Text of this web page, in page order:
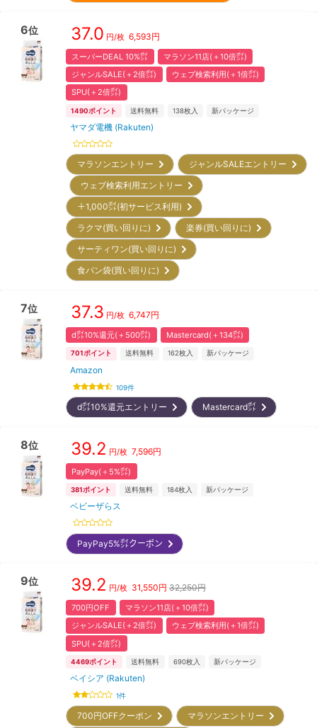
6位 37.0 円/枚 6,593円
スーパーDEAL 10%㌽
マラソン11店(＋10倍㌽)
ジャンルSALE(＋2倍㌽)
ウェブ検索利用(＋1倍㌽)
SPU(＋2倍㌽)
1490ポイント 送料無料 138枚入 新パッケージ
ヤマダ電機 (Rakuten)
マラソンエントリー
ジャンルSALEエントリー
ウェブ検索利用エントリー
＋1,000㌽(初サービス利用)
ラクマ(買い回りに)
楽券(買い回りに)
サーティワン(買い回りに)
食パン袋(買い回りに)
7位 37.3 円/枚 6,747円
d㌽10%還元(＋500㌽) Mastercard(＋134㌽)
701ポイント 送料無料 162枚入 新パッケージ
Amazon
109件
d㌽10%還元エントリー Mastercard㌽
8位 39.2 円/枚 7,596円
PayPay(＋5%㌽)
381ポイント 送料無料 184枚入 新パッケージ
ベビーザらス
PayPay5%㌽クーポン
9位 39.2 円/枚 31,550円 32,250円
700円OFF
マラソン11店(＋10倍㌽)
ジャンルSALE(＋2倍㌽)
ウェブ検索利用(＋1倍㌽)
SPU(＋2倍㌽)
4469ポイント 送料無料 690枚入 新パッケージ
ベイシア (Rakuten)
1件
700円OFFクーポン マラソンエントリー